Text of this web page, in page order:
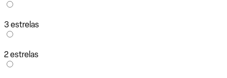
3 estrelas
2 estrelas